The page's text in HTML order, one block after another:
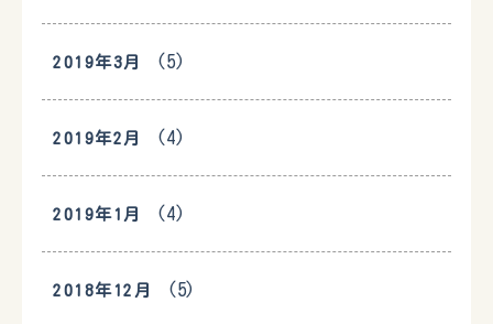
2019年3月 (5)
2019年2月 (4)
2019年1月 (4)
2018年12月 (5)